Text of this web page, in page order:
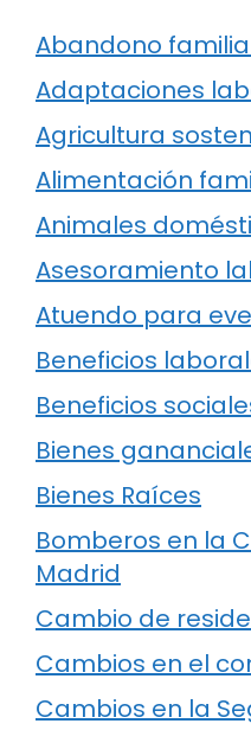
Abandono
Adaptaciones
Agricultura
Alimentación
Animales
Asesoramiento
Atuendo para
Beneficios
Beneficios
Bienes
Bienes Raíces
Bomberos en la
Madrid
Cambio de
Cambios en el
Cambios en la